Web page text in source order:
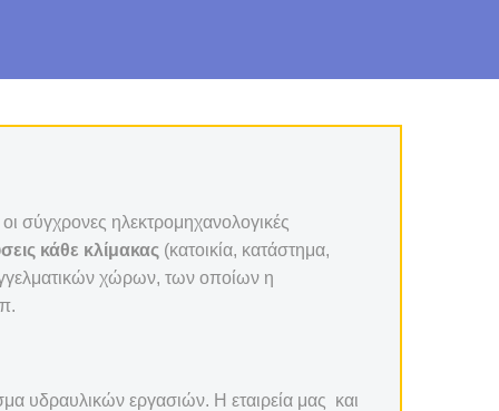
σύγχρονες ηλεκτρομηχανολογικές
κάθε κλίμακας (κατοικία, κατάστημα,
χώρων, των οποίων η
υδραυλικών εργασιών. Η εταιρεία μας και